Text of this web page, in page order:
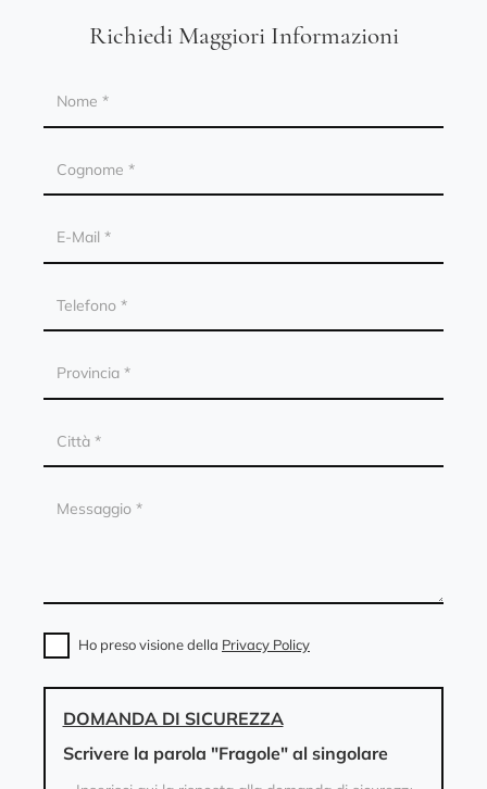
Richiedi Maggiori Informazioni
Ho preso visione della Privacy Policy
DOMANDA DI SICUREZZA
Scrivere la parola "Fragole" al singolare